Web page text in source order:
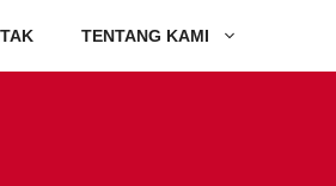
TENTANG KAMI